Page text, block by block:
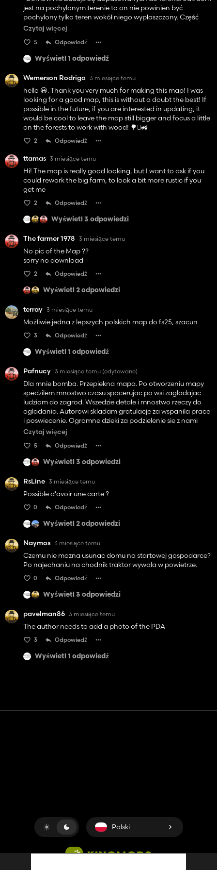
I’m already putting together a small modpack specifically
for this map and am looking forward to actively playing on
it. I haven’t encountered any errors or significant issues so
Czechoslovak community, and I hope it continues to gain
more downloads and positive reviews.
jest na pochylonym terenie to on nie powinien być
pochylony tylko teren wokół niego wypłaszczony. Część
domów na mapie wygląda jakby ziemia się pod nimi
-Jakość modeli na mapie. To coś co trzeba po prostu
wypracować, robiąc cały czas nowe modele i starając się
szukać tego co można zrobić ładniej/lepiej.
trochę poeksperymentować z tym gdzie jakie rośliny
malować. Warto sobie podejrzeć inne mapy nawet z 22
(Krajów ma bardzo ładnie pomalowane)
Ogólnie polecam oglądać prace innych bo można bardzo
dużo się dowiedzieć.
Także tego. Mam nadzieję że będziesz dalej coś robił i
rozwijał swoje umiejętności i wierzę że przyszłości będzie
tylko lepiej.
Powodzenia w dalszych pracach
Czytaj więcej
5 Odpowiedź
Wyświetl 1 odpowiedź
Wemerson Rodrigo 3 miesiące temu
hello 😃. Thank you very much for making this map! I was
looking for a good map, this is without a doubt the best! If
possible in the future, if you are interested in updating, it
would be cool to leave the map still bigger and focus a little
on the forests to work with wood! 🌳🪾🚜
2 Odpowiedź
ttamas 3 miesiące temu
Hi! The map is really good looking, but I want to ask if you
could rework the big farm, to look a bit more rustic if you
get me
2 Odpowiedź
Wyświetl 3 odpowiedzi
The farmer 1978 3 miesiące temu
No pic of the Map ??
sorry no download
2 Odpowiedź
Wyświetl 2 odpowiedzi
terray 3 miesiące temu
Możliwie jedna z lepszych polskich map do fs25, szacun
3 Odpowiedź
Wyświetl 1 odpowiedź
Pafnucy 3 miesiące temu (edytowane)
Dla mnie bomba. Przepiekna mapa. Po otworzeniu mapy
spedzilem mnostwo czasu spacerujac po wsi zagladajac
ludziom do zagrod. Wszedzie detale i mnostwo rzeczy do
ogladania. Autorowi skladam gratulacje za wspanila prace
i poswiecenie. Ogromne dzieki za podzielenie sie z nami
swoim dzielem. Na innej stronie czytalem slowa krytyki,
ktore nie mialy nic wspolnego z pomoca autorowi w
udoskonaleniu swojej mapy a byly zwyklym zazdrosnym
szczekaniem. Prosze autora o ignorowanie tych zalosnych
ludzi i kontynuowania swojej wspanialej pracy. Az trudno
powodzenia.
Czytaj więcej
5 Odpowiedź
Wyświetl 3 odpowiedzi
RsLine 3 miesiące temu
Possible d'avoir une carte ?
0 Odpowiedź
Wyświetl 2 odpowiedzi
Naymos 3 miesiące temu
Czemu nie mozna usunac domu na startowej gospodarce?
Po najechaniu na chodnik traktor wywala w powietrze.
0 Odpowiedź
Wyświetl 3 odpowiedzi
pavelman86 3 miesiące temu
The author needs to add a photo of the PDA
3 Odpowiedź
Wyświetl 1 odpowiedź
Polski